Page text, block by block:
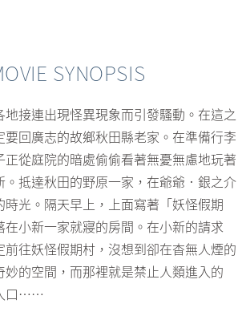
SYNOPSIS
地接連出現怪異現象而引發騷動。在這之
要回廣志的故鄉秋田縣老家。在準備行李
正從庭院的暗處偷偷看著無憂無慮地玩著
。抵達秋田的野原一家，在爺爺．銀之介
時光。隔天早上，上面寫著「妖怪假期
在小新一家就寢的房間。在小新的請求
前往妖怪假期村，沒想到卻在杳無人煙的
妙的空間，而那裡就是禁止人類進入的
口……